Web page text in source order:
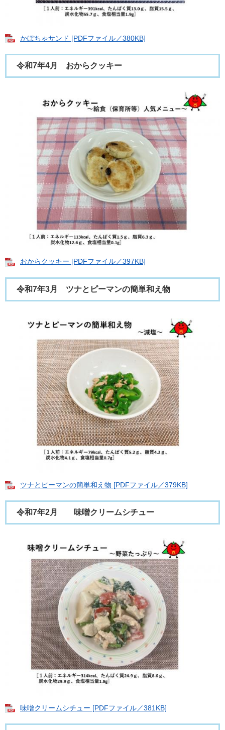
かぼちゃサンド [PDFファイル／380KB]
令和7年4月 おからクッキー
おからクッキー [PDFファイル／397KB]
令和7年3月 ツナとピーマンの簡単和え物
ツナとピーマンの簡単和え物 [PDFファイル／379KB]
令和7年2月 味噌クリームシチュー
味噌クリームシチュー [PDFファイル／381KB]